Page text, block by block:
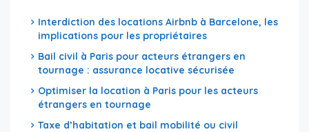
Interdiction des locations Airbnb à Barcelone, les
implications pour les propriétaires
Bail civil à Paris pour acteurs étrangers en
tournage : assurance locative sécurisée
Optimiser la location à Paris pour les acteurs
étrangers en tournage
Taxe d’habitation et bail mobilité ou civil